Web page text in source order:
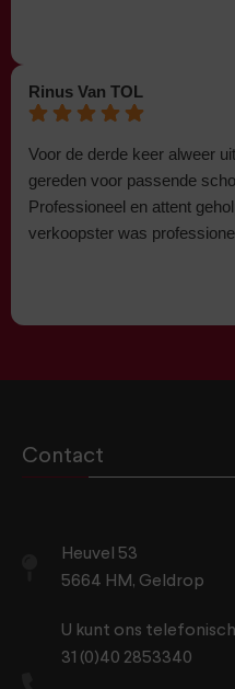
Rinus Van TOL
Voor de derde keer alweer
gereden voor passende
Professioneel en attent
verkoopster was
Contact
Heuvel 53
5664 HM, Geldrop
U kunt ons
31 (0)40 2853340